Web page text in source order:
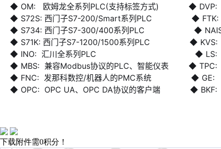
◆ OM: 欧姆龙全系列PLC(支持标签方式) ◆ DVP: 台
◆ S72S: 西门子S7-200/Smart系列PLC ◆ FTK: 永
◆ S734: 西门子S7-300/400系列PLC ◆ NAIS:
◆ S71K: 西门子S7-1200/1500系列PLC ◆ KVS: 基
◆ INO: 汇川全系列PLC ◆ LS: LG/
◆ MBS: 兼容Modbus协议的PLC、智能仪表 ◆ TPC:
◆ FNC: 发那科数控/机器人的PMC系统 ◆ GE:
◆ OPC: OPC UA、OPC DA协议的客户端 ◆ BKF: 倍
下载附件需0积分！